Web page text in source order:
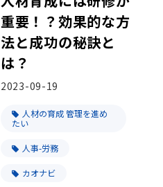
重要！？効果的な方
法と成功の秘訣と
は？
2023-09-19
人材の育成 管理を進め
たい
人事-労務
カオナビ